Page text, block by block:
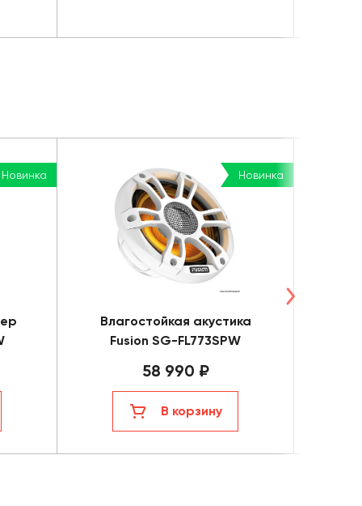
Новинка Новинка
Влагостойкая акустика
Fusion SG-FL773SPW
58 990 ₽
В корзину